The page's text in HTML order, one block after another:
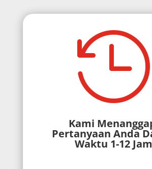

Kami
Pertanyaan Anda
Waktu 1-12 Jam